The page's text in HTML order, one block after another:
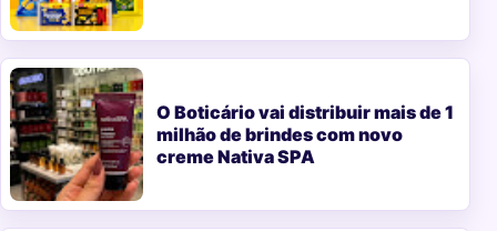
O Boticário vai distribuir mais de 1
milhão de brindes com novo
creme Nativa SPA